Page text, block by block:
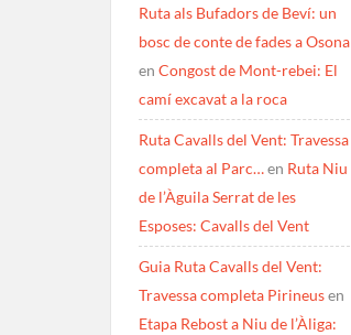
Ruta als Bufadors de Beví: un
bosc de conte de fades a Osona
en Congost de Mont-rebei: El
camí excavat a la roca
Ruta Cavalls del Vent: Travessa
completa al Parc…en Ruta Niu
de l’Àguila Serrat de les
Esposes: Cavalls del Vent
Guia Ruta Cavalls del Vent:
Travessa completa Pirineusen
Etapa Rebost a Niu de l’Àliga: